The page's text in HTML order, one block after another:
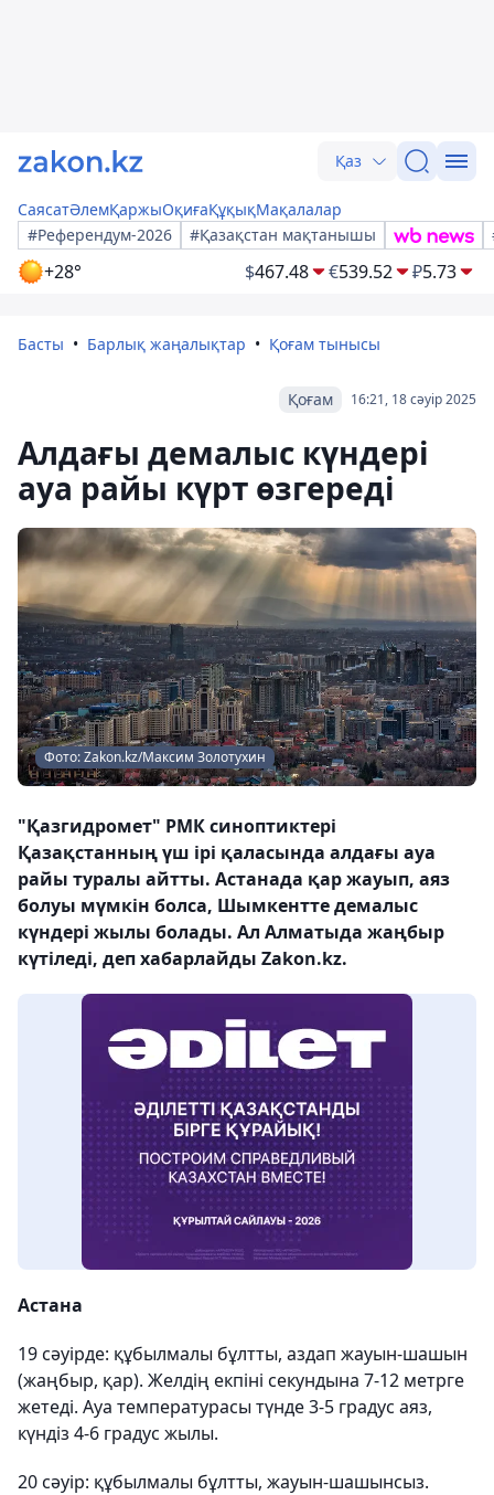
Қаз
СаясатӘлемҚаржыОқиғаҚұқықМақалалар
#Референдум-2026
#Қазақстан мақтанышы
+28° $467.48 €539.52 ₽5.73
Басты Барлық жаңалықтар Қоғам тынысы
16:21, 18 сәуір 2025
Қоғам
Алдағы демалыс күндері
ауа райы күрт өзгереді
Фото: Zakon.kz/Максим Золотухин
"Қазгидромет" РМК синоптиктері
Қазақстанның үш ірі қаласында алдағы ауа
райы туралы айтты. Астанада қар жауып, аяз
болуы мүмкін болса, Шымкентте демалыс
күндері жылы болады. Ал Алматыда жаңбыр
күтіледі, деп хабарлайды Zakon.kz.
Астана
19 сәуірде: құбылмалы бұлтты, аздап жауын-шашын
(жаңбыр, қар). Желдің екпіні секундына 7-12 метрге
жетеді. Ауа температурасы түнде 3-5 градус аяз,
күндіз 4-6 градус жылы.
20 сәуір: құбылмалы бұлтты, жауын-шашынсыз.